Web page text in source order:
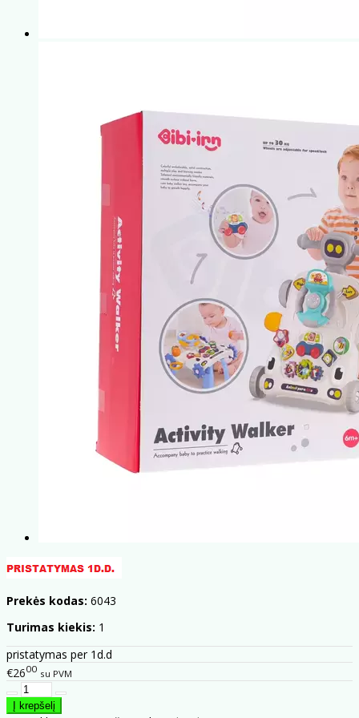
Prekės kodas: 6043
Turimas kiekis: 1
pristatymas per 1d.d
€2600 su PVM